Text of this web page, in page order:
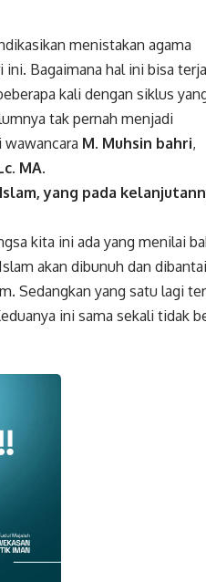
menistakan agama
Bagaimana hal ini bisa
kali dengan siklus
tak pernah menjadi
wawancara M. Muhsin bahri,
MA.
yang pada
kita ini ada yang menilai
akan dibunuh dan
Sedangkan yang satu lagi
ini sama sekali tidak